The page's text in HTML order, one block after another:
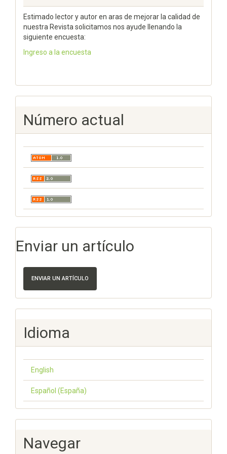
Estimado lector y autor en aras de mejorar la calidad de
nuestra Revista solicitamos nos ayude llenando la
siguiente encuesta:
Ingreso a la encuesta
Número actual
Enviar un artículo
ENVIAR UN ARTÍCULO
Idioma
English
Español (España)
Navegar